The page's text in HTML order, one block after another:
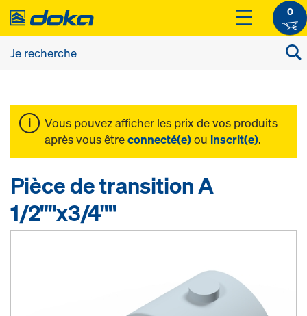
0
Vous pouvez afficher les prix de vos produits
après vous êtreconnecté(e)ou inscrit(e).
Pièce de transition A
1/2""x3/4""